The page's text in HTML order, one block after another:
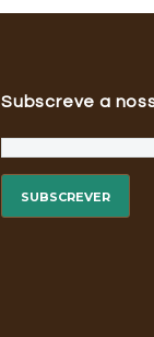
Subscreve a